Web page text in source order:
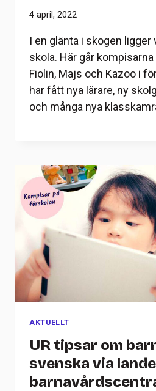
4 april, 2022
I en glänta i skogen ligger
skola. Här går
Fiolin, Majs och Kazoo i
har fått nya lärare, ny
och många nya
AKTUELLT
UR tipsar om
svenska via